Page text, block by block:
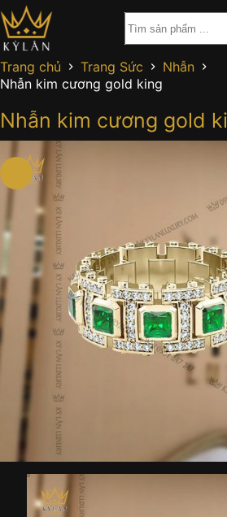
Chuyển
đến
phần
nội
dung
Trang chủ Trang Sức
Nhẫn
Nhẫn kim cương gold king
Nhẫn kim cương gold